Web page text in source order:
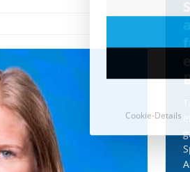
Zeit für ein
und die CDU
Wähler für dumm! Weil die
wegen der von Afghanen
kippte, wurden die
der[...]